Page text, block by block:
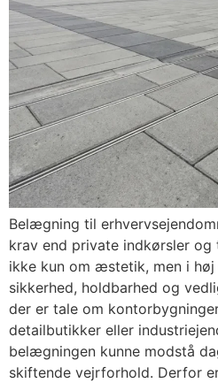
Belægning til
krav end private indkørsler og
ikke kun om æstetik, men i
sikkerhed, holdbarhed og
der er tale om
detailbutikker eller
belægningen kunne modstå
skiftende vejrforhold. Derfor